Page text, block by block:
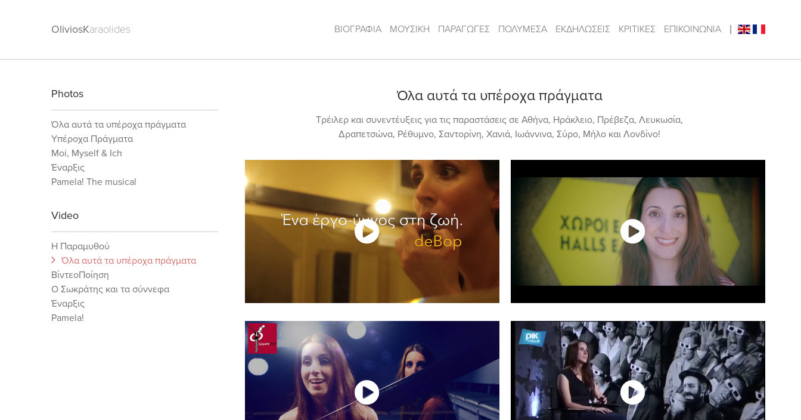
OliviosKaraolides ΒΙΟΓΡΑΦΙΑ ΜΟΥΣΙΚΗ ΠΑΡΑΓΩΓΕΣ ΠΟΛΥΜΕΣΑ ΕΚΔΗΛΩΣΕΙΣ ΚΡΙΤΙΚΕΣ ΕΠΙΚΟΙΝΩΝΙΑ
Photos
Όλα αυτά τα υπέροχα πράγματα
Υπέροχα Πράγματα
Moi, Myself & Ich
Έναρξις
Pamela! The musical
Video
Η Παραμυθού
Όλα αυτά τα υπέροχα πράγματα
ΒίντεοΠοίηση
Ο Σωκράτης και τα σύννεφα
Έναρξις
Pamela!
Όλα αυτά τα υπέροχα πράγματα
Τρέιλερ και συνεντέυξεις για τις παραστάσεις σε Αθήνα, Ηράκλειο, Πρέβεζα, Λευκωσία,
Δραπετσώνα, Ρέθυμνο, Σαντορίνη, Χανιά, Ιωάννινα, Σύρο, Μήλο και Λονδίνο!